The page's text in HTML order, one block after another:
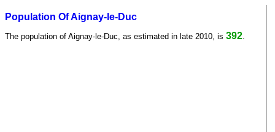
Population Of Aignay-le-Duc
The population of Aignay-le-Duc, as estimated in late 2010, is 392